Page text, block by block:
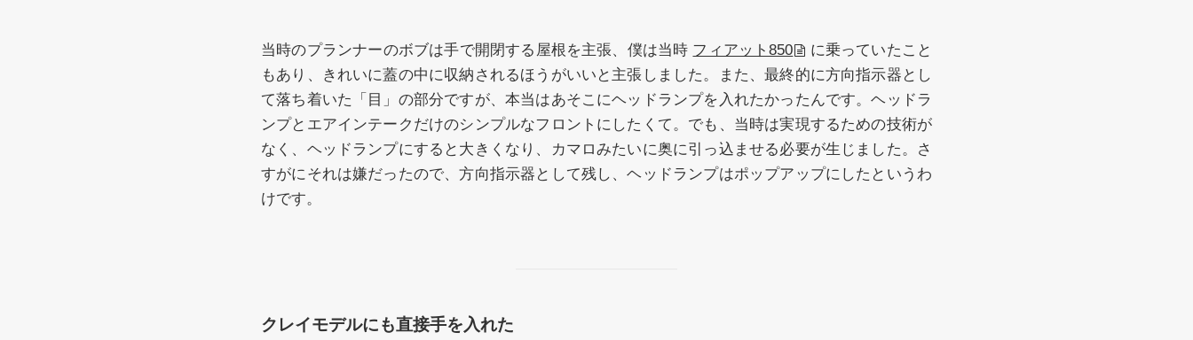
当時のプランナーのボブは手で開閉する屋根を主張、僕は当時 フィアット850
に乗っていたこと
もあり、きれいに蓋の中に収納されるほうがいいと主張しました。また、最終的に方向指示器とし
て落ち着いた「目」の部分ですが、本当はあそこにヘッドランプを入れたかったんです。ヘッドラ
ンプとエアインテークだけのシンプルなフロントにしたくて。でも、当時は実現するための技術が
なく、ヘッドランプにすると大きくなり、カマロみたいに奥に引っ込ませる必要が生じました。さ
すがにそれは嫌だったので、方向指示器として残し、ヘッドランプはポップアップにしたというわ
けです。
クレイモデルにも直接手を入れた